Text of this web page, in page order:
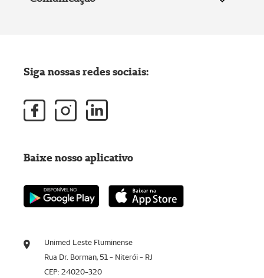
Unimed Leste Fluminense
Rua Dr. Borman, 51 - Niterói - RJ
CEP: 24020-320
Siga nossas redes sociais:
Baixe nosso aplicativo